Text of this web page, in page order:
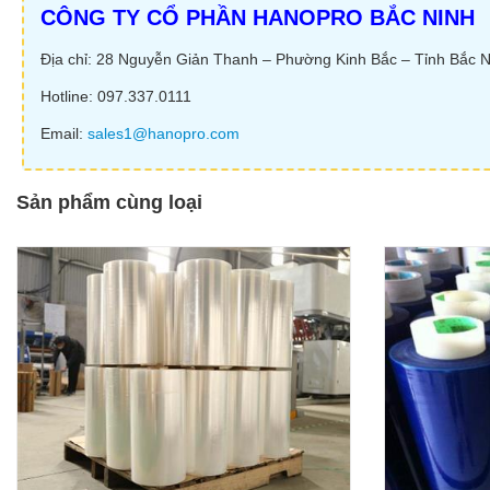
CÔNG TY CỔ PHẦN HANOPRO BẮC NINH
Địa chỉ: 28 Nguyễn Giản Thanh – Phường Kinh Bắc – Tỉnh Bắc
Hotline: 097.337.0111
Email: sales1@hanopro.com
Sản phẩm cùng loại